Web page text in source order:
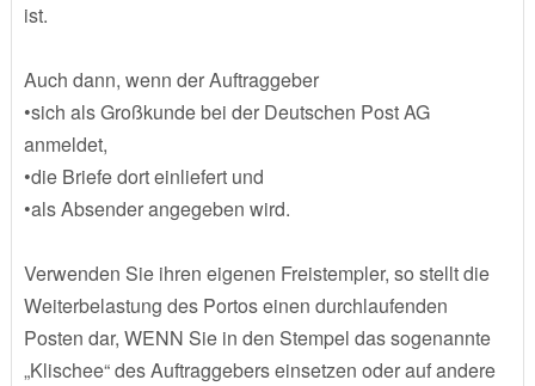
ist.
Auch dann, wenn der Auftraggeber
•sich als Großkunde bei der Deutschen Post AG
anmeldet,
•die Briefe dort einliefert und
•als Absender angegeben wird.
Verwenden Sie ihren eigenen Freistempler, so stellt die
Weiterbelastung des Portos einen durchlaufenden
Posten dar, WENN Sie in den Stempel das sogenannte
„Klischee“ des Auftraggebers einsetzen oder auf andere